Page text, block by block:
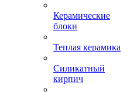
Керамические
блоки
Теплая керамика
Силикатный
кирпич